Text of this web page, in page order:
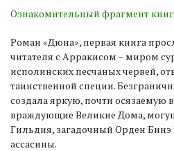
Ознакомительный фрагмент
Роман «Дюна», первая книга
читателя с Арракисом – миром
исполинских песчаных червей,
таинственной специи.
создала яркую, почти осязаемую
враждующие Великие Дома,
Гильдия, загадочный Орден Бинэ
ассасины.